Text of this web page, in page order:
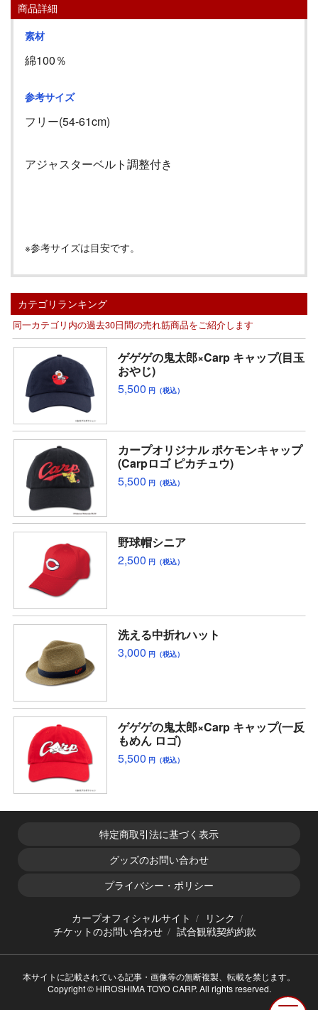
商品詳細
素材
綿100％
参考サイズ
フリー(54-61cm)
アジャスターベルト調整付き
※参考サイズは目安です。
カテゴリランキング
同一カテゴリ内の過去30日間の売れ筋商品をご紹介します
ゲゲゲの鬼太郎×Carp キャップ(目玉
おやじ)
5,500 円（税込）
カープオリジナル ポケモンキャップ
(Carpロゴ ピカチュウ)
5,500 円（税込）
野球帽シニア
2,500 円（税込）
洗える中折れハット
3,000 円（税込）
ゲゲゲの鬼太郎×Carp キャップ(一反
もめん ロゴ)
5,500 円（税込）
特定商取引法に基づく表示
グッズのお問い合わせ
プライバシー・ポリシー
カープオフィシャルサイト
リンク
チケットのお問い合わせ
試合観戦契約約款
本サイトに記載されている記事・画像等の無断複製、転載を禁じます。
Copyright © HIROSHIMA TOYO CARP. All rights reserved.